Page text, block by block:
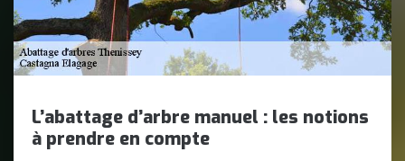
L’abattage d’arbre manuel : les notions
à prendre en compte